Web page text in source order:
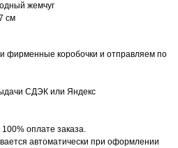
жемчуг
см
фирменные коробочки и отправляем по
СДЭК или Яндекс
оплате заказа.
автоматически при оформлении